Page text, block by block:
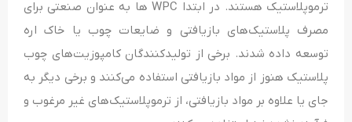
ترموپلاستیک هستند. در ابتدا WPC ها به عنوان صنعتی برای
مصرف پلاستیک‌های بازیافتی و ضایعات چوب یا خاک اره
توسعه داده شدند. برخی از تولیدکنندگان کامپوزیت‌های چوب
پلاستیک هنوز از مواد بازیافتی استفاده می‌کنند و برخی دیگر به
جای یا علاوه بر مواد بازیافتی، از ترموپلاستیک‌های غیر مرغوب و